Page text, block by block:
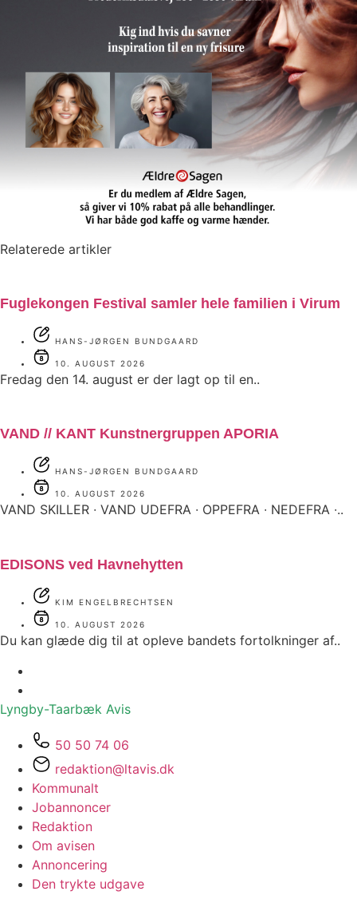
Relaterede artikler
Fuglekongen Festival samler hele familien i Virum
HANS-JØRGEN BUNDGAARD
10. AUGUST 2026
Fredag den 14. august er der lagt op til en..
VAND // KANT Kunstnergruppen APORIA
HANS-JØRGEN BUNDGAARD
10. AUGUST 2026
VAND SKILLER ∙ VAND UDEFRA ∙ OPPEFRA ∙ NEDEFRA ∙..
EDISONS ved Havnehytten
KIM ENGELBRECHTSEN
10. AUGUST 2026
Du kan glæde dig til at opleve bandets fortolkninger af..
Lyngby-Taarbæk Avis
50 50 74 06
redaktion@ltavis.dk
Kommunalt
Jobannoncer
Redaktion
Om avisen
Annoncering
Den trykte udgave